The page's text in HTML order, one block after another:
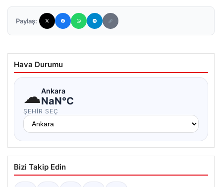
Paylaş:
Hava Durumu
☁Ankara
NaN°C
ŞEHIR SEÇ
Bizi Takip Edin